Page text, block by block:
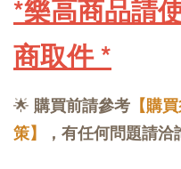
*樂高商品請
商取件*
🌟 購買前請參考 【購
策】
，有任何問題請洽